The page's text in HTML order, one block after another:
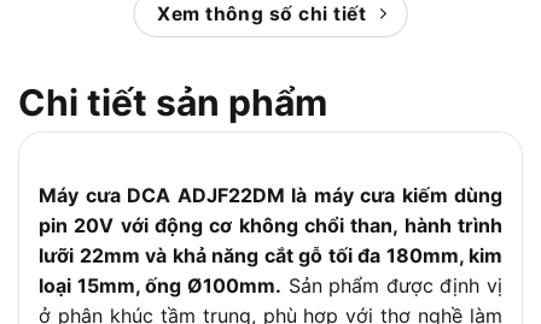
Dung lượng pin đi
1 pin 4.0Ah
Độ xọc / hành
trình
22mm
Khả năng cưa
kim loại tối đa
15mm
Khả năng cưa gỗ
tối đa
180mm
Khả năng cưa
Xem thông số chi tiết
Chi tiết sản phẩm
Máy cưa DCA ADJF22DM là máy cưa kiếm dùng
pin 20V với động cơ không chổi than, hành trình
lưỡi 22mm và khả năng cắt gỗ tối đa 180mm, kim
loại 15mm, ống Ø100mm. Sản phẩm được định vị
ở phân khúc tầm trung, phù hợp với thợ nghề làm